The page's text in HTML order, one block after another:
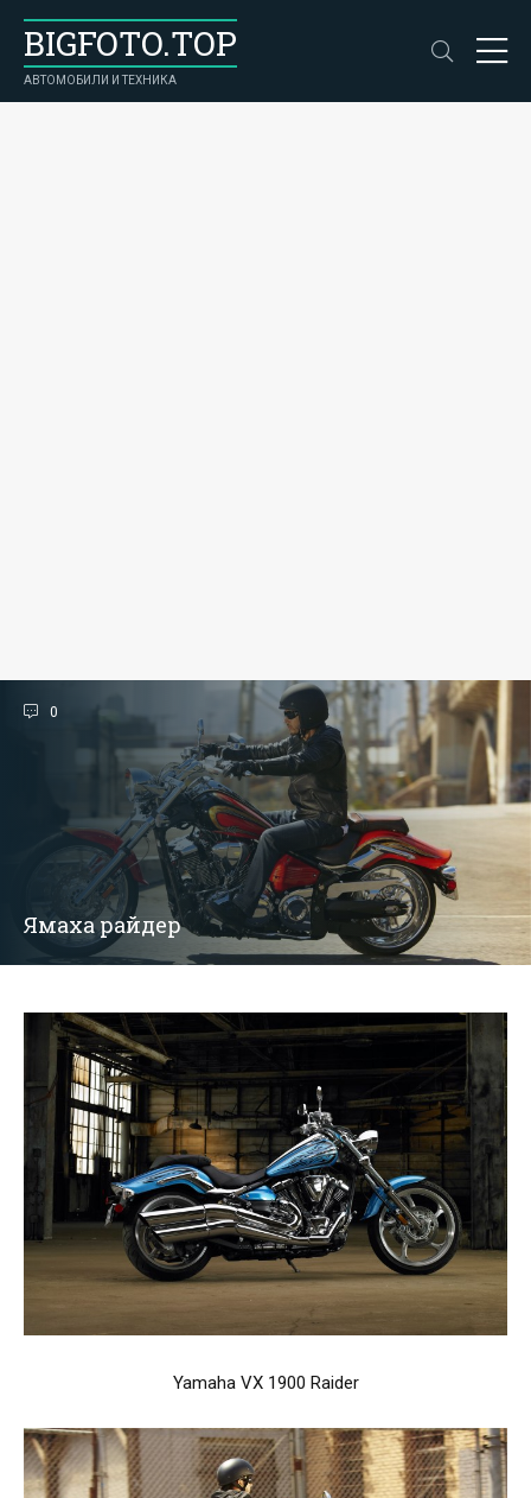
BIGFOTO.TOP
АВТОМОБИЛИ И ТЕХНИКА
0
Ямаха райдер
Yamaha VX 1900 Raider